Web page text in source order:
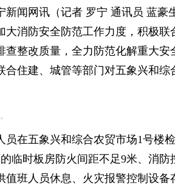
闻网讯（记者 罗宁 通讯员 蓝豪
大消防安全防范工作力度，积极
查整改质量，全力防范化解重大安
合住建、城管等部门对五象兴和
员在五象兴和综合农贸市场1号楼
临时板房防火间距不足9米、消
值班人员休息、火灾报警控制设备